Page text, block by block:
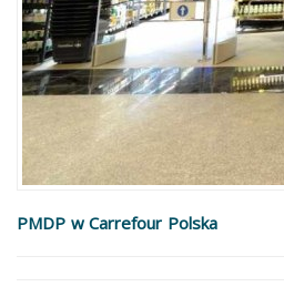
PMDP w Carrefour Polska